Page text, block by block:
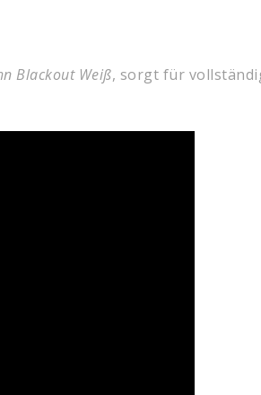
Blackout Weiß, sorgt für